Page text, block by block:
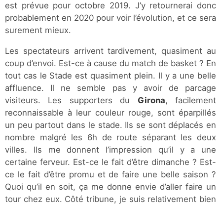
est prévue pour octobre 2019. J’y retournerai donc
probablement en 2020 pour voir l’évolution, et ce sera
surement mieux.
Les spectateurs arrivent tardivement, quasiment au
coup d’envoi. Est-ce à cause du match de basket ? En
tout cas le Stade est quasiment plein. Il y a une belle
affluence. Il ne semble pas y avoir de parcage
visiteurs. Les supporters du Girona, facilement
reconnaissable à leur couleur rouge, sont éparpillés
un peu partout dans le stade. Ils se sont déplacés en
nombre malgré les 6h de route séparant les deux
villes. Ils me donnent l’impression qu’il y a une
certaine ferveur. Est-ce le fait d’être dimanche ? Est-
ce le fait d’être promu et de faire une belle saison ?
Quoi qu’il en soit, ça me donne envie d’aller faire un
tour chez eux. Côté tribune, je suis relativement bien